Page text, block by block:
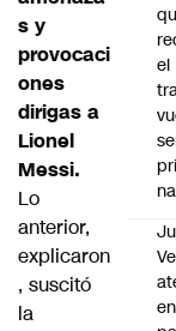
s y
provocaci
ones
dirigas a
Lionel
Messi.
Lo
anterior,
explicaron
, suscitó
la
el